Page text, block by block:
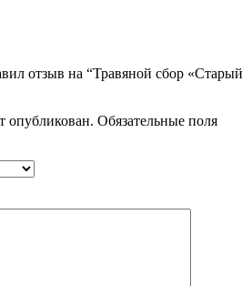
отзыв на “Травяной сбор «Старый
опубликован. Обязательные поля